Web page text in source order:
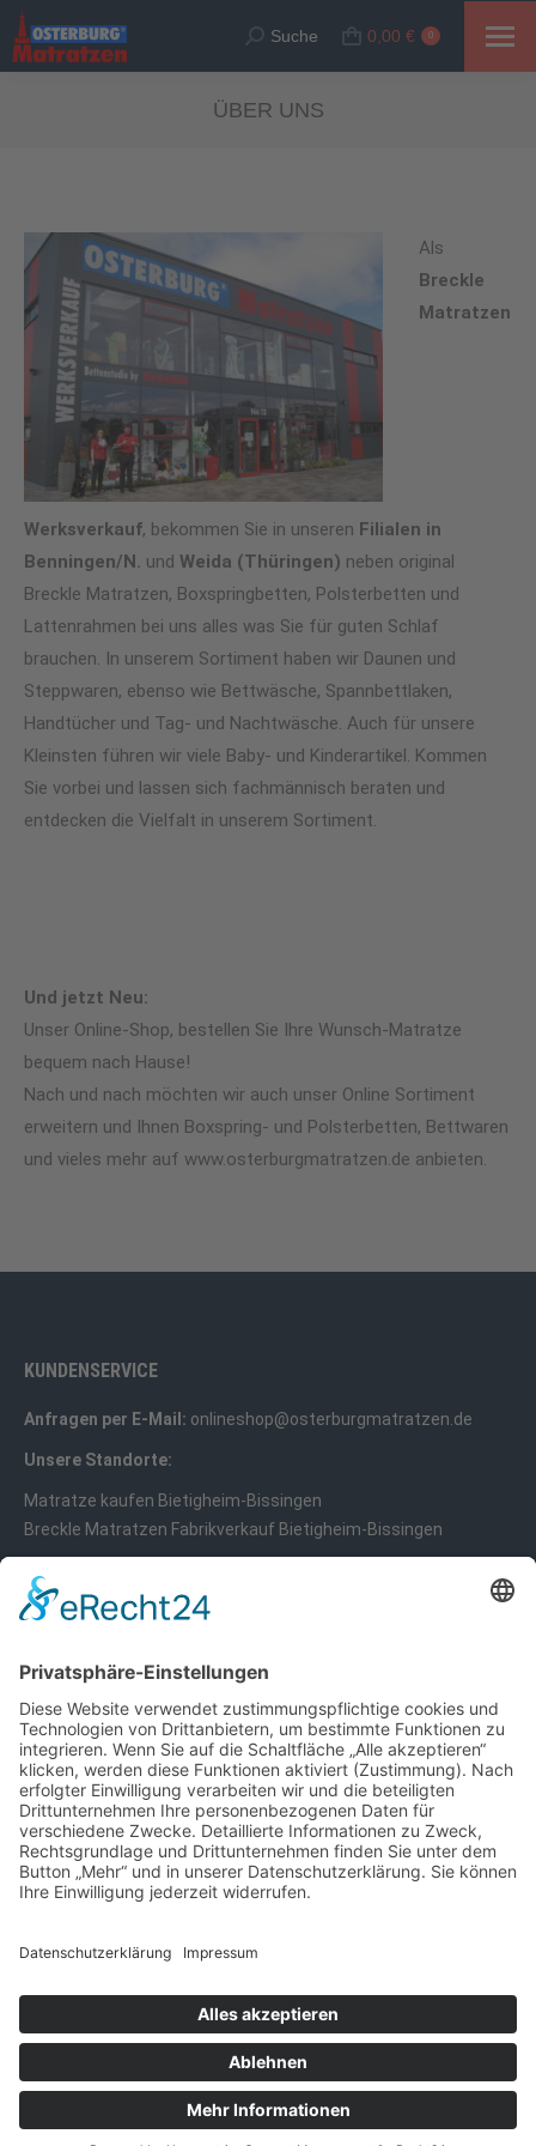
Suche:
Suche 0,00 € 0
ÜBER UNS
Als
Breckle
Matratzen
Werksverkauf, bekommen Sie in unseren Filialen in
Benningen/N. und Weida (Thüringen) neben original
Breckle Matratzen, Boxspringbetten, Polsterbetten und
Lattenrahmen bei uns alles was Sie für guten Schlaf
brauchen. In unserem Sortiment haben wir Daunen und
Steppwaren, ebenso wie Bettwäsche, Spannbettlaken,
Handtücher und Tag- und Nachtwäsche. Auch für unsere
Kleinsten führen wir viele Baby- und Kinderartikel. Kommen
Sie vorbei und lassen sich fachmännisch beraten und
entdecken die Vielfalt in unserem Sortiment.
Und jetzt Neu:
Unser Online-Shop, bestellen Sie Ihre Wunsch-Matratze
bequem nach Hause!
Nach und nach möchten wir auch unser Online Sortiment
erweitern und Ihnen Boxspring- und Polsterbetten, Bettwaren
und vieles mehr auf www.osterburgmatratzen.de anbieten.
KUNDENSERVICE
Anfragen per E-Mail: onlineshop@osterburgmatratzen.de
Unsere Standorte:
Matratze kaufen Bietigheim-Bissingen
Breckle Matratzen Fabrikverkauf Bietigheim-Bissingen
© Osterburg Matratzen 2020. Alle Rechte vorbehalten.
Menü Footer